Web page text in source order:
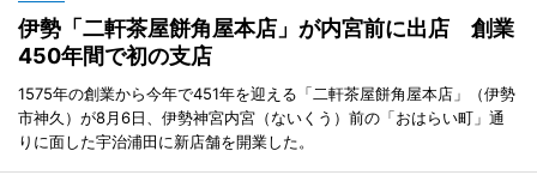
伊勢「二軒茶屋餅角屋本店」が内宮前に出店 創業
450年間で初の支店
1575年の創業から今年で451年を迎える「二軒茶屋餅角屋本店」（伊勢
市神久）が8月6日、伊勢神宮内宮（ないくう）前の「おはらい町」通
りに面した宇治浦田に新店舗を開業した。